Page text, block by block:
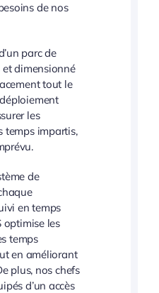
de nos
parc de
et dimensionné
tout le
les
temps impartis,
de
en temps
optimise les
temps
en améliorant
plus, nos chefs
d’un accès